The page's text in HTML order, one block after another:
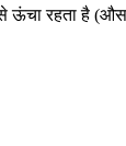
ऊंचा रहता